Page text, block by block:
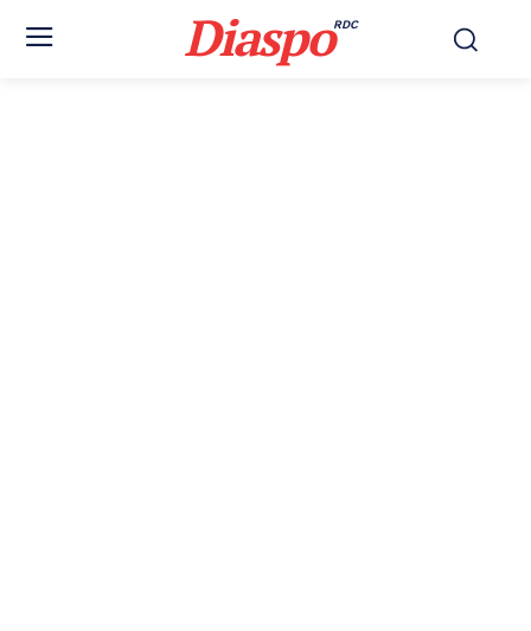
DiaspoRDC